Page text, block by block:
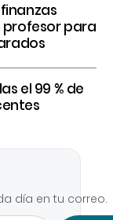
profesor para
el 99 % de
día en tu correo.